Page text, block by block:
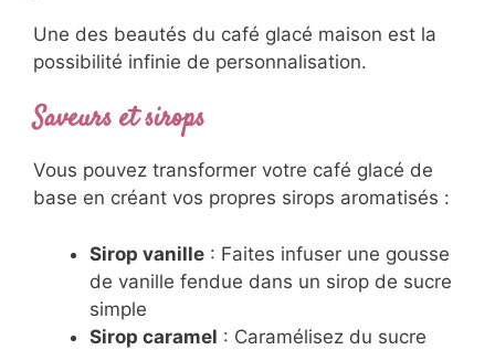
Une des beautés du café glacé maison est la
possibilité infinie de personnalisation.
Saveurs et sirops
Vous pouvez transformer votre café glacé de
base en créant vos propres sirops aromatisés :
Sirop vanille : Faites infuser une gousse
de vanille fendue dans un sirop de sucre
simple
Sirop caramel : Caramélisez du sucre